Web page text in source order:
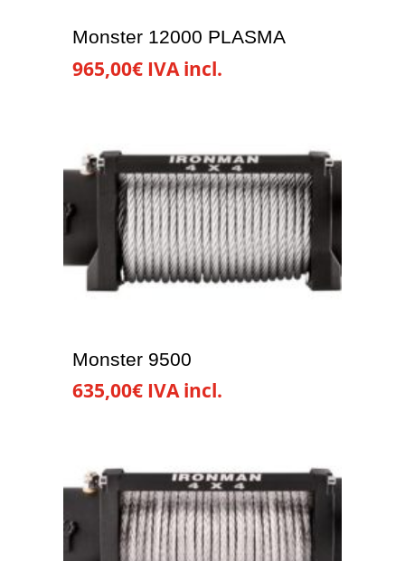
Monster 12000 PLASMA
965,00€ IVA incl.
Monster 9500
635,00€ IVA incl.